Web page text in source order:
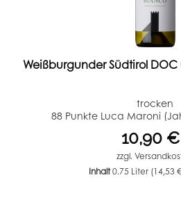
Weißburgunder Südtirol
trocken
88 Punkte Luca Maroni
10,90
zzgl.
Inhalt0.75 Liter (14,53